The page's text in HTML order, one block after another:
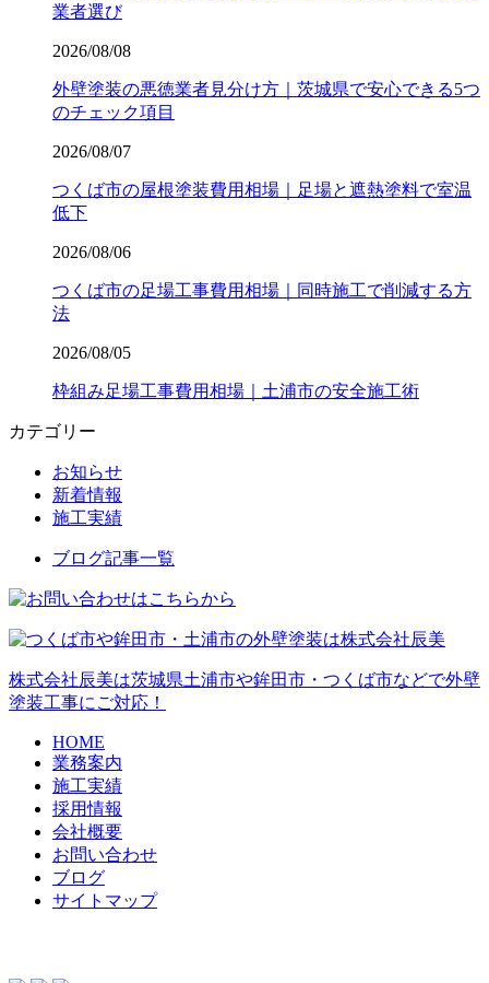
業者選び
2026/08/08
外壁塗装の悪徳業者見分け方｜茨城県で安心できる5つ
のチェック項目
2026/08/07
つくば市の屋根塗装費用相場｜足場と遮熱塗料で室温
低下
2026/08/06
つくば市の足場工事費用相場｜同時施工で削減する方
法
2026/08/05
枠組み足場工事費用相場｜土浦市の安全施工術
カテゴリー
お知らせ
新着情報
施工実績
ブログ記事一覧
株式会社辰美は茨城県土浦市や鉾田市・つくば市などで外壁
塗装工事にご対応！
HOME
業務案内
施工実績
採用情報
会社概要
お問い合わせ
ブログ
サイトマップ